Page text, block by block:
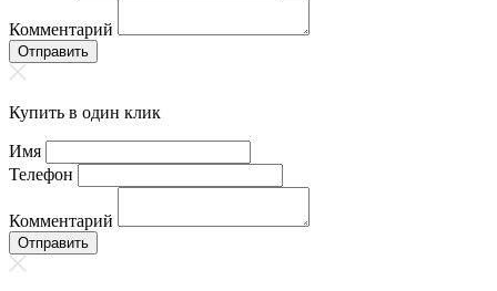
Комментарий
Отправить
Купить в один клик
Имя
Телефон
Комментарий
Отправить